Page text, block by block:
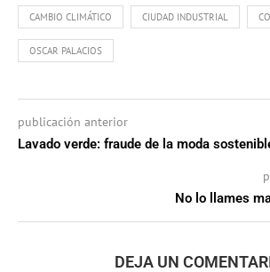
CAMBIO CLIMÁTICO CIUDAD INDUSTRIAL
OSCAR PALACIOS
publicación anterior
Lavado verde: fraude de la moda
No lo llames
DEJA UN